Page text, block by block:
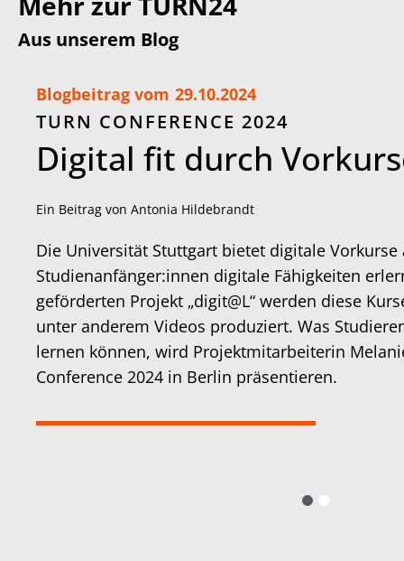
Aus unserem Blog
Blogbeitrag vom 29.10.2024
TURN CONFERENCE 2024
Digital fit durch
Ein Beitrag von Antonia Hildebrandt
Die Universität Stuttgart bietet digitale
Studienanfänger:innen digitale Fähigkeiten
geförderten Projekt „digit@L“ werden diese
unter anderem Videos produziert. Was
lernen können, wird Projektmitarbeiterin
Conference 2024 in Berlin präsentieren.